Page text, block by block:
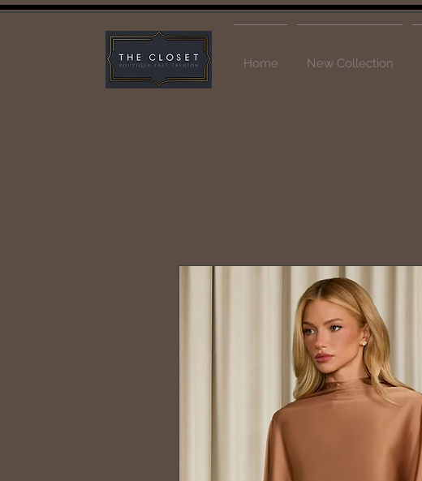
Home New Collection